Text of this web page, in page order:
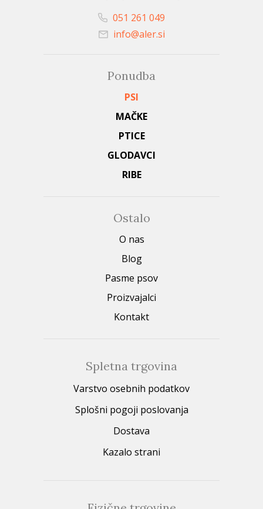
051 261 049
info@aler.si
Ponudba
PSI
MAČKE
PTICE
GLODAVCI
RIBE
Ostalo
O nas
Blog
Pasme psov
Proizvajalci
Kontakt
Spletna trgovina
Varstvo osebnih podatkov
Splošni pogoji poslovanja
Dostava
Kazalo strani